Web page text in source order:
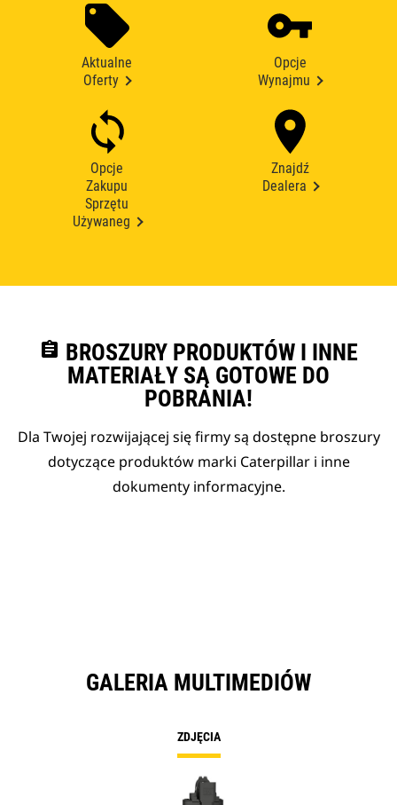
Aktualne
Oferty
Opcje
Wynajmu
Opcje
Zakupu
Sprzętu
Używaneg
Znajdź
Dealera
assignment BROSZURY PRODUKTÓW I INNE
MATERIAŁY SĄ GOTOWE DO
POBRANIA!
Dla Twojej rozwijającej się firmy są dostępne broszury
dotyczące produktów marki Caterpillar i inne
dokumenty informacyjne.
GALERIA MULTIMEDIÓW
ZDJĘCIA